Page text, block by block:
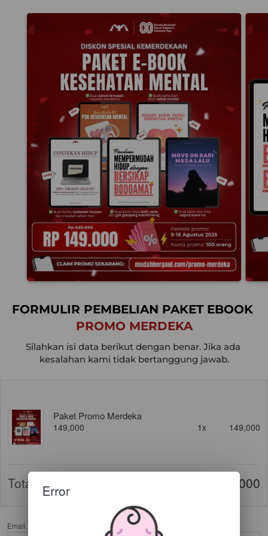
PROMO MERDEKA
Silahkan isi data berikut dengan benar. Jika ada
kesalahan kami tidak bertanggung jawab.
Email Aktif
Paket Promo Merdeka
149,000 1x 149,000
Total Rp 149.000
Error